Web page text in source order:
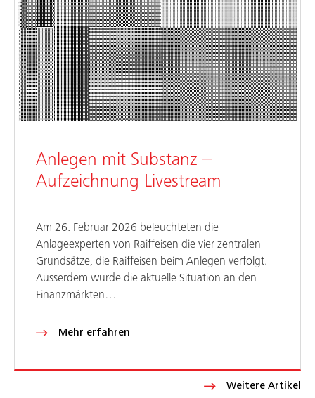
Weitere Artikel
Anlegen mit Substanz –
Aufzeichnung Livestream
Am 26. Februar 2026 beleuchteten die
Anlageexperten von Raiffeisen die vier zentralen
Grundsätze, die Raiffeisen beim Anlegen verfolgt.
Ausserdem wurde die aktuelle Situation an den
Finanzmärkten…
Mehr erfahren